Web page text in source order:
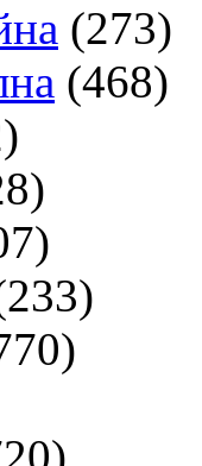
(273)
(468)